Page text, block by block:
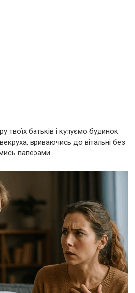
твоїх батьків і купуємо будинок
вриваючись до вітальні без
паперами.